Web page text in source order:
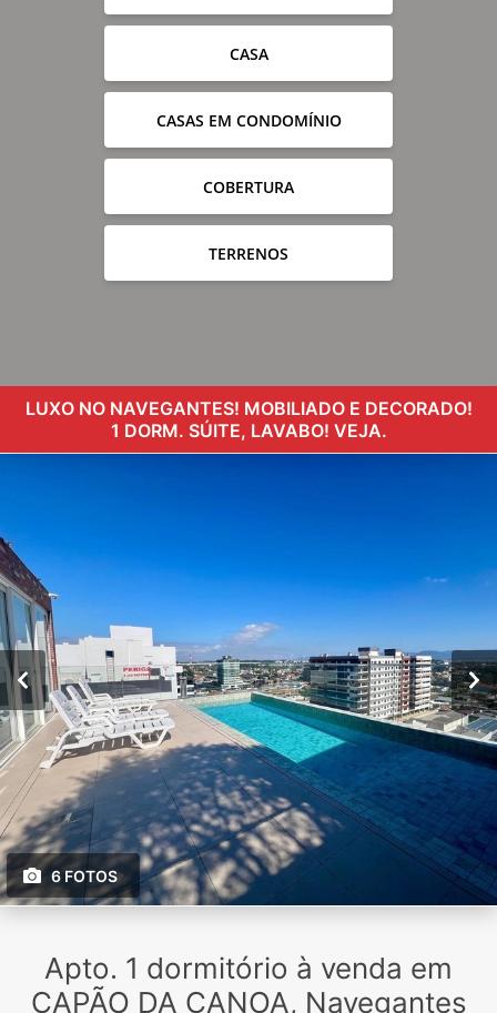
CASA
CASAS EM CONDOMÍNIO
COBERTURA
TERRENOS
LUXO NO NAVEGANTES! MOBILIADO E DECORADO!
1 DORM. SÚITE, LAVABO! VEJA.
6 FOTOS
Apto. 1 dormitório à venda em
CAPÃO DA CANOA, Navegantes